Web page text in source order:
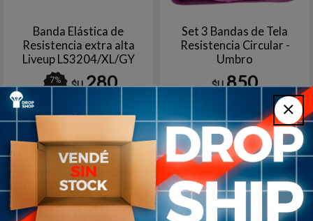
ACUATICO
BASKETBALL
BEACH TENNIS
Banda Elástica de
Resistencia extra alta
Liveup LS3204/XL/GY
7%
OFF $U 280
Set 3 Bandas de Tela
Resistencia Circular -
Umbro
$U 850